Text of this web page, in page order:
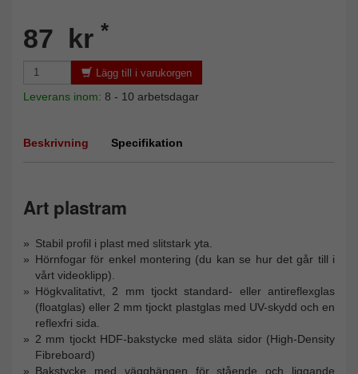
87 kr *
Lägg till i varukorgen
Leverans inom: 8 - 10 arbetsdagar
Beskrivning Specifikation
Art plastram
Stabil profil i plast med slitstark yta.
Hörnfogar för enkel montering (du kan se hur det går till i
vårt videoklipp).
Högkvalitativt, 2 mm tjockt standard- eller antireflexglas
(floatglas) eller 2 mm tjockt plastglas med UV-skydd och en
reflexfri sida.
2 mm tjockt HDF-bakstycke med släta sidor (High-Density
Fibreboard)
Bakstycke med vägghängen för stående och liggande